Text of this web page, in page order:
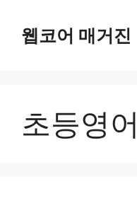
웹코어 매거진
초등영어